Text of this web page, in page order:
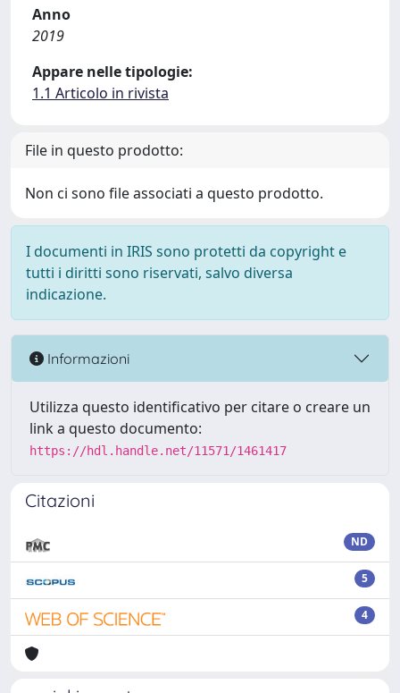
Anno
2019
Appare nelle tipologie:
1.1 Articolo in rivista
File in questo prodotto:
Non ci sono file associati a questo prodotto.
I documenti in IRIS sono protetti da copyright e
tutti i diritti sono riservati, salvo diversa
indicazione.
Informazioni
Utilizza questo identificativo per citare o creare un
link a questo documento:
https://hdl.handle.net/11571/1461417
Citazioni
ND
5
4